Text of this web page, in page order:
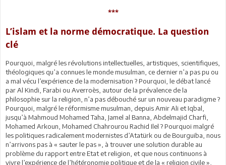
***
L’islam et la norme démocratique. La question
clé
Pourquoi, malgré les révolutions intellectuelles, artistiques, scientifiques,
théologiques qu’a connues le monde musulman, ce dernier n’a pas pu ou
a mal vécu l’expérience de la modernisation ? Pourquoi, le débat lancé
par Al Kindi, Farabi ou Averroès, autour de la prévalence de la
philosophie sur la religion, n’a pas débouché sur un nouveau paradigme ?
Pourquoi, malgré le réformisme musulman, depuis Amir Ali et Iqbal,
jusqu’à Mahmoud Mohamed Taha, Jamel al Banna, Abdelmajid Charfi,
Mohamed Arkoun, Mohamed Chahrourou Rachid Ilel ? Pourquoi malgré
les politiques radicalement modernistes d’Atatürk ou de Bourguiba, nous
n’arrivons pas à « sauter le pas », à trouver une solution durable au
problème du rapport entre Etat et religion, et que nous continuons à
vivre l’expérience de l’hétéronomie politique et de la « religion civile »,